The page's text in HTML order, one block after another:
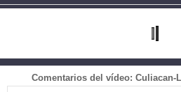
Comentarios del vídeo: Culiacan-